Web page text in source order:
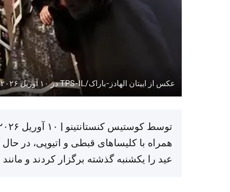
عکس از اییتان الهادز-باراک/TPS-IL در ۱۰ آوریل ۲۰۲۶
همراه با کلیساهای قبطی و اتیوپی، در
عید را یکشنبه گذشته برگزار کردند و